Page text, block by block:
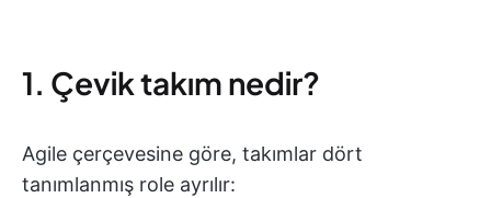
1. Çevik takım nedir?
Agile çerçevesine göre, takımlar dört
tanımlanmış role ayrılır: